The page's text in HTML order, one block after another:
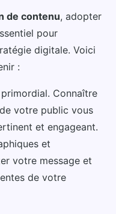
de contenu, adopter
pour
digitale. Voici
:
Connaître
votre public vous
et engageant.
et
votre message et
de votre